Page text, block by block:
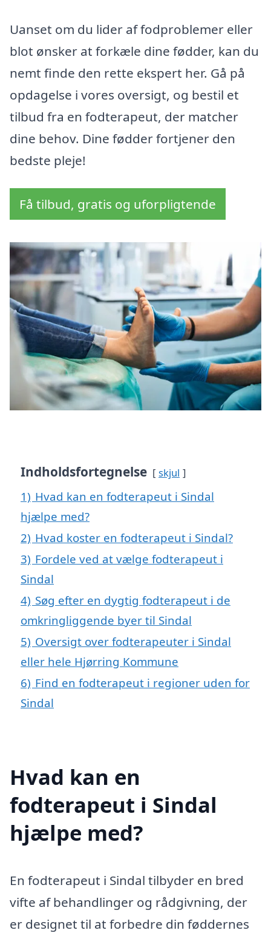
Uanset om du lider af fodproblemer eller
blot ønsker at forkæle dine fødder, kan du
nemt finde den rette ekspert her. Gå på
opdagelse i vores oversigt, og bestil et
tilbud fra en fodterapeut, der matcher
dine behov. Dine fødder fortjener den
bedste pleje!
Få tilbud, gratis og uforpligtende
Indholdsfortegnelse skjul
1) Hvad kan en fodterapeut i Sindal
hjælpe med?
2) Hvad koster en fodterapeut i Sindal?
3) Fordele ved at vælge fodterapeut i
Sindal
4) Søg efter en dygtig fodterapeut i de
omkringliggende byer til Sindal
5) Oversigt over fodterapeuter i Sindal
eller hele Hjørring Kommune
6) Find en fodterapeut i regioner uden for
Sindal
Hvad kan en
fodterapeut i Sindal
hjælpe med?
En fodterapeut i Sindal tilbyder en bred
vifte af behandlinger og rådgivning, der
er designet til at forbedre din føddernes